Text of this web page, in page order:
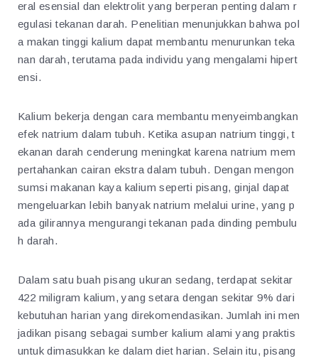
eral esensial dan elektrolit yang berperan penting dalam r
egulasi tekanan darah. Penelitian menunjukkan bahwa pol
a makan tinggi kalium dapat membantu menurunkan teka
nan darah, terutama pada individu yang mengalami hipert
ensi.
Kalium bekerja dengan cara membantu menyeimbangkan
efek natrium dalam tubuh. Ketika asupan natrium tinggi, t
ekanan darah cenderung meningkat karena natrium mem
pertahankan cairan ekstra dalam tubuh. Dengan mengon
sumsi makanan kaya kalium seperti pisang, ginjal dapat
mengeluarkan lebih banyak natrium melalui urine, yang p
ada gilirannya mengurangi tekanan pada dinding pembulu
h darah.
Dalam satu buah pisang ukuran sedang, terdapat sekitar
422 miligram kalium, yang setara dengan sekitar 9% dari
kebutuhan harian yang direkomendasikan. Jumlah ini men
jadikan pisang sebagai sumber kalium alami yang praktis
untuk dimasukkan ke dalam diet harian. Selain itu, pisang